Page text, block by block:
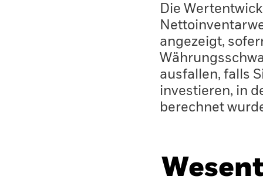
Die
angezeigt,
ausfallen, falls
investieren, in
berechnet